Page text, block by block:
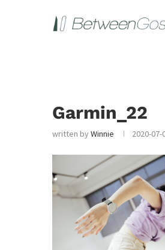
Garmin_22
written byWinnie 2020-07-